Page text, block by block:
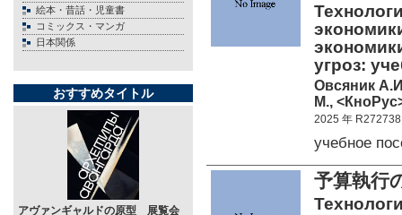
絵本・昔話・児童書
コミックス・マンガ
日本関係
おすすめタイトル
アヴァンギャルドの原型 展覧会
угроз:
Овсяник
М.,
2025 年 R272738
учебное
予算執